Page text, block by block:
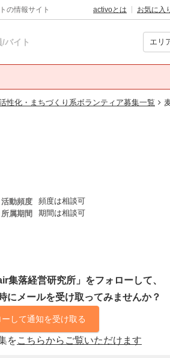
の情報サイト activoとは お気に入
/バイト
性化・まちづくり系ボランティア募集一覧
活動頻度
頻度は相談可
所属期間
期間は相談可
集落経営研究所」をフォローして、
にメールを受け取ってみませんか？
ーして通知を受け取る
をこちらからご覧いただけます